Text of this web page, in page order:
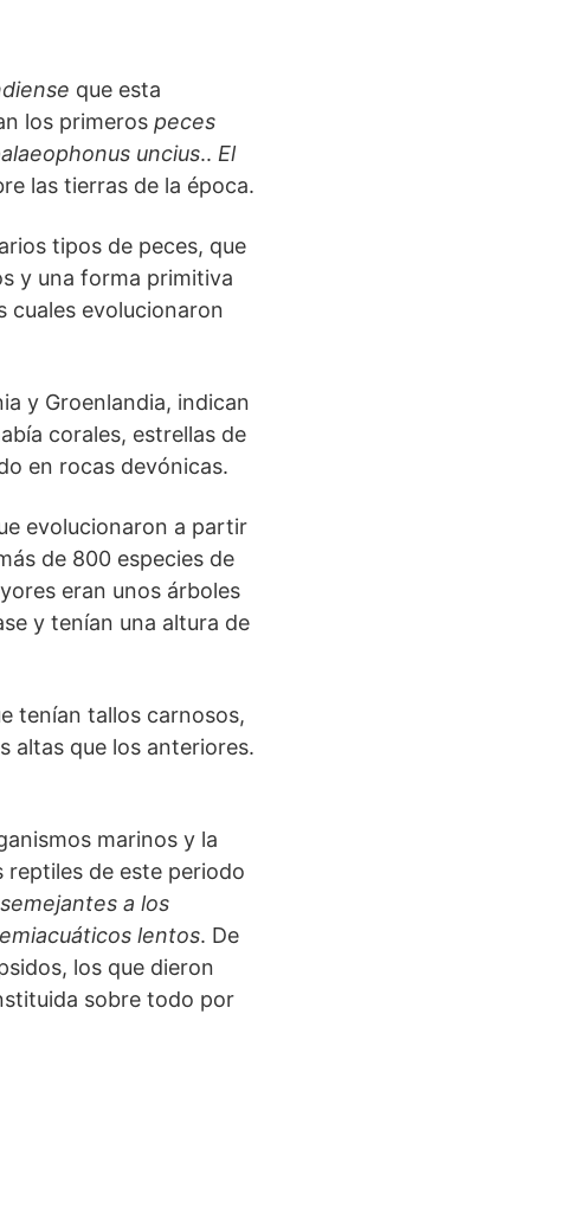
que esta
los primeros peces
uncius.. El
las tierras de la época.
tipos de peces, que
y una forma primitiva
cuales evolucionaron
y Groenlandia, indican
corales, estrellas de
en rocas devónicas.
evolucionaron a partir
de 800 especies de
eran unos árboles
y tenían una altura de
tenían tallos carnosos,
altas que los anteriores.
marinos y la
reptiles de este periodo
a los
lentos. De
los que dieron
sobre todo por